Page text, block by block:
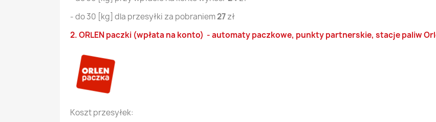
- do 30 [kg] dla przesyłki za pobraniem27zł
2. ORLEN paczki (wpłata na konto) - automaty paczkowe, punkty partnerskie, stacje paliw
Koszt przesyłek: